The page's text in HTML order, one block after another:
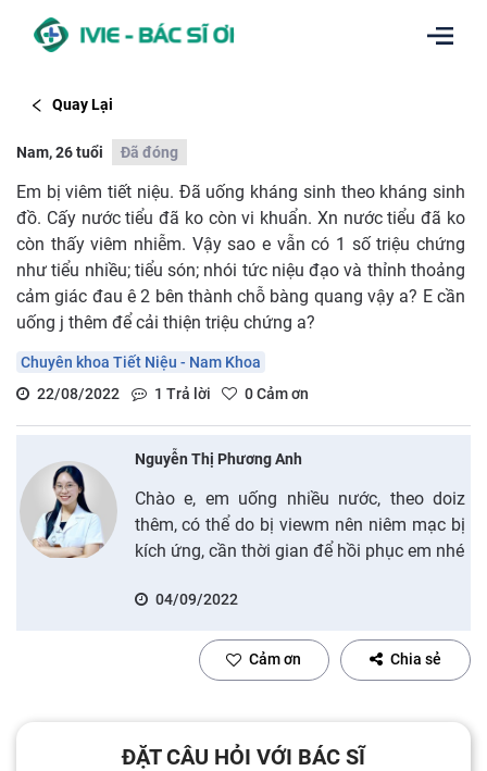
Quay Lại
Nam, 26 tuổi Đã đóng
Em bị viêm tiết niệu. Đã uống kháng sinh theo kháng sinh
đồ. Cấy nước tiểu đã ko còn vi khuẩn. Xn nước tiểu đã ko
còn thấy viêm nhiễm. Vậy sao e vẫn có 1 số triệu chứng
như tiểu nhiều; tiểu són; nhói tức niệu đạo và thỉnh thoảng
cảm giác đau ê 2 bên thành chỗ bàng quang vậy a? E cần
uống j thêm để cải thiện triệu chứng a?
Chuyên khoa Tiết Niệu - Nam Khoa
22/08/2022
1 Trả lời 0Cảm ơn
Nguyễn Thị Phương Anh
Chào e, em uống nhiều nước, theo doiz
thêm, có thể do bị viewm nên niêm mạc bị
kích ứng, cần thời gian để hồi phục em nhé
04/09/2022
Cảm ơn Chia sẻ
ĐẶT CÂU HỎI VỚI BÁC SĨ